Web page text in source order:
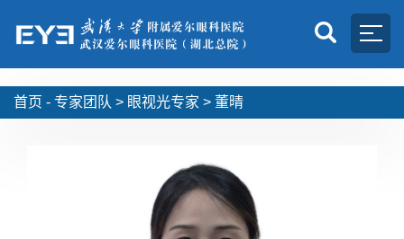
首页 - 专家团队 > 眼视光专家 > 董晴